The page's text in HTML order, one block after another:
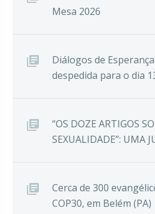
Mesa 2026
Diálogos de
despedida para o dia
“OS DOZE ARTIGOS
SEXUALIDADE”: UMA
Cerca de 300
COP30, em Belém (PA)